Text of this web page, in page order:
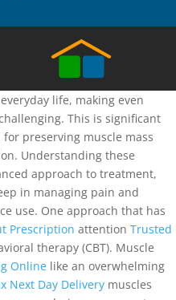
life, making even
This is significant
preserving muscle mass
Understanding these
approach to treatment,
in managing pain and
use. One approach that has
Prescription attention Trusted
therapy (CBT). Muscle
Online like an overwhelming
Next Day Delivery muscles